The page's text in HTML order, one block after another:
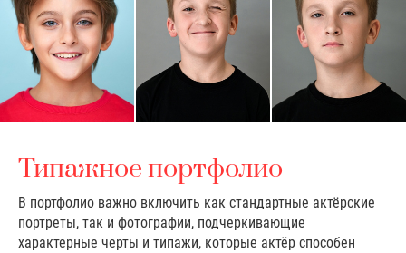
Типажное портфолио
В портфолио важно включить как стандартные актёрские
портреты, так и фотографии, подчеркивающие
характерные черты и типажи, которые актёр способен